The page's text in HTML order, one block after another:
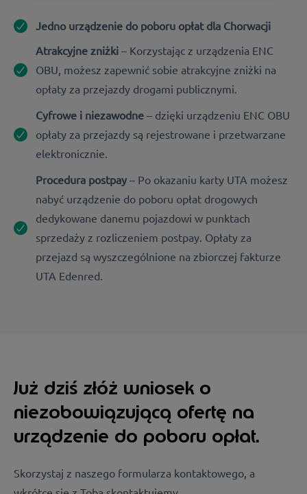
Jedno urządzenie do poboru opłat dla Chorwacji
Atrakcyjne zniżki – Korzystając z urządzenia ENC
OBU, możesz zapewnić sobie atrakcyjne zniżki na
opłaty za przejazdy drogami publicznymi.
Cyfrowe i niezawodne – dzięki urządzeniu ENC OBU
opłaty za przejazdy są rejestrowane i przetwarzane
elektronicznie.
Procedura postpay – Po okazaniu karty UTA możesz
nabyć urządzenie do poboru opłat drogowych
dedykowane danemu pojazdowi w punktach
sprzedaży z rozliczeniem postpay. Opłaty za
przejazd są wyszczególnione na zbiorczej fakturze
UTA Edenred.
Już dziś złóż wniosek o
niezobowiązującą ofertę na
urządzenie do poboru opłat.
Skorzystaj z naszego formularza kontaktowego, a